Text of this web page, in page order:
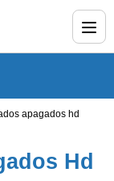
apagados hd
Hd